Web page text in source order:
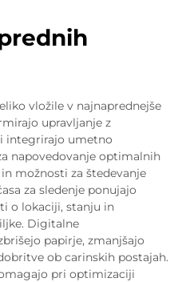
vložile v najnaprednejše
upravljanje z
integrirajo umetno
napovedovanje optimalnih
možnosti za štedevanje
za sledenje ponujajo
o lokaciji, stanju in
Digitalne
papirje, zmanjšajo
ob carinskih postajah.
pri optimizaciji